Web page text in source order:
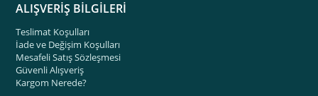
ALIŞVERİŞ BİLGİLERİ
Teslimat Koşulları
İade ve Değişim Koşulları
Mesafeli Satış Sözleşmesi
Güvenli Alışveriş
Kargom Nerede?